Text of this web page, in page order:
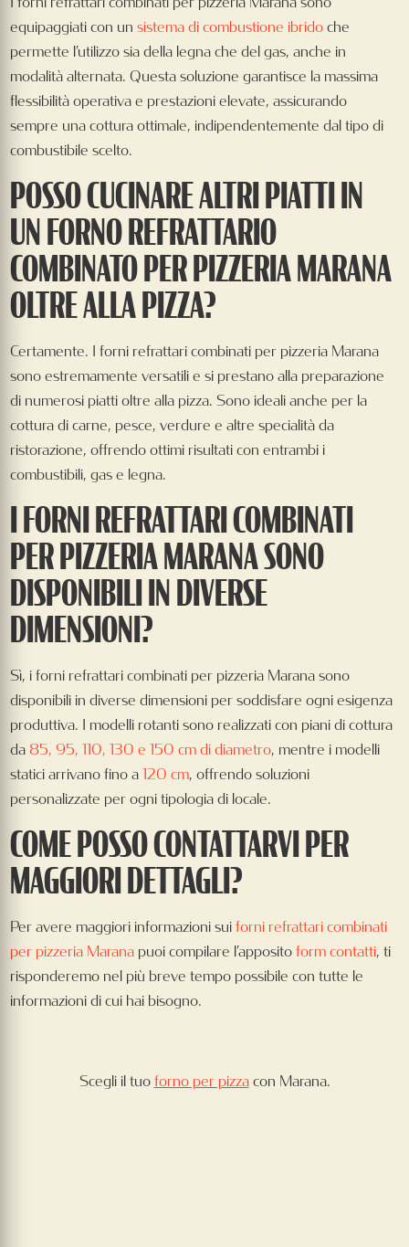
equipaggiati con un sistema di combustione ibridoche
permette l’utilizzo sia della legna che del gas, anche in
modalità alternata. Questa soluzione garantisce la massima
flessibilità operativa e prestazioni elevate, assicurando
sempre una cottura ottimale, indipendentemente dal tipo di
combustibile scelto.
POSSO CUCINARE ALTRI PIATTI IN
UN FORNO REFRATTARIO
COMBINATO PER PIZZERIA MARANA
OLTRE ALLA PIZZA?
Certamente. I forni refrattari combinati per pizzeria Marana
sono estremamente versatili e si prestano alla preparazione
di numerosi piatti oltre alla pizza. Sono ideali anche per la
cottura di carne, pesce, verdure e altre specialità da
ristorazione, offrendo ottimi risultati con entrambi i
combustibili, gas e legna.
I FORNI REFRATTARI COMBINATI
PER PIZZERIA MARANA SONO
DISPONIBILI IN DIVERSE
DIMENSIONI?
Sì, i forni refrattari combinati per pizzeria Marana sono
disponibili in diverse dimensioni per soddisfare ogni esigenza
produttiva. I modelli rotanti sono realizzati con piani di cottura
da 85, 95, 110, 130 e 150 cm di diametro, mentre i modelli
statici arrivano fino a120 cm, offrendo soluzioni
personalizzate per ogni tipologia di locale.
COME POSSO CONTATTARVI PER
MAGGIORI DETTAGLI?
Per avere maggiori informazioni suiforni refrattari combinati
per pizzeria Marana puoi compilare l’appositoform contatti, ti
risponderemo nel più breve tempo possibile con tutte le
informazioni di cui hai bisogno.
Scegli il tuoforno per pizzacon Marana.